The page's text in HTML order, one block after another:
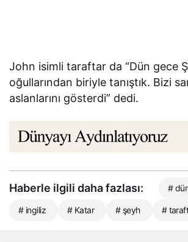
John isimli taraftar da “Dün gece
oğullarından biriyle tanıştık. Bizi
aslanlarını gösterdi” dedi.
Haberle ilgili daha fazlası: #
# ingiliz # Katar # şeyh #